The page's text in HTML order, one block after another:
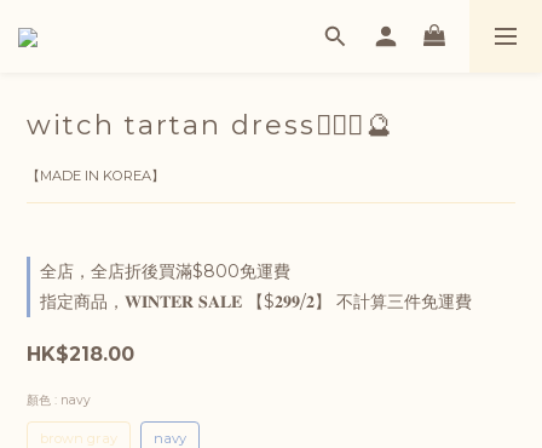
witch tartan dress🧙🏻‍♀️🔮
【MADE IN KOREA】
全店，全店折後買滿$800免運費
指定商品，𝐖𝐈𝐍𝐓𝐄𝐑 𝐒𝐀𝐋𝐄 【$𝟐𝟗𝟗/𝟐】 不計算三件免運費
HK$218.00
顏色 : navy
brown gray navy